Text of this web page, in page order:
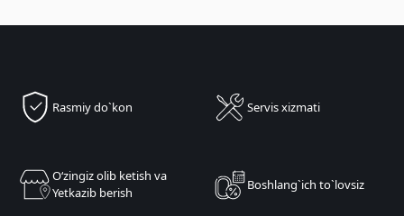
Rasmiy do`kon Servis xizmati
Oʻzingiz olib ketish va
Yetkazib berish
Boshlang`ich to`lovsiz